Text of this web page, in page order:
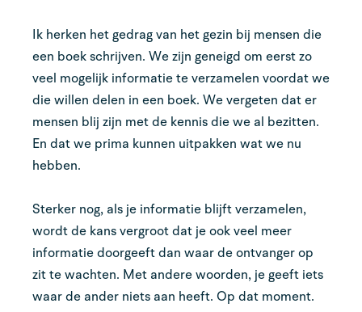
Ik herken het gedrag van het gezin bij mensen die
een boek schrijven. We zijn geneigd om eerst zo
veel mogelijk informatie te verzamelen voordat we
die willen delen in een boek. We vergeten dat er
mensen blij zijn met de kennis die we al bezitten.
En dat we prima kunnen uitpakken wat we nu
hebben.
Sterker nog, als je informatie blijft verzamelen,
wordt de kans vergroot dat je ook veel meer
informatie doorgeeft dan waar de ontvanger op
zit te wachten. Met andere woorden, je geeft iets
waar de ander niets aan heeft. Op dat moment.